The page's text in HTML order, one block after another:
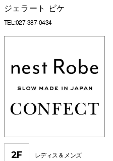
ジェラート ピケ
TEL:027-387-0434
2F レディス & メンズ